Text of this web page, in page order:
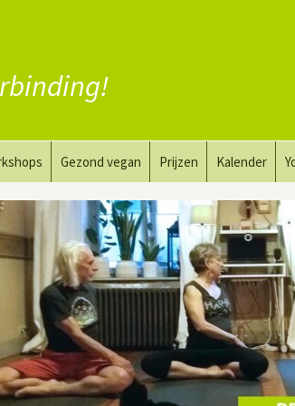
en tekenkunst
voor mannen
Gezond vegan
Vervang vlees
Vervang zuivel
Vervang eieren
Vegan coaching
Prijzen Kalender